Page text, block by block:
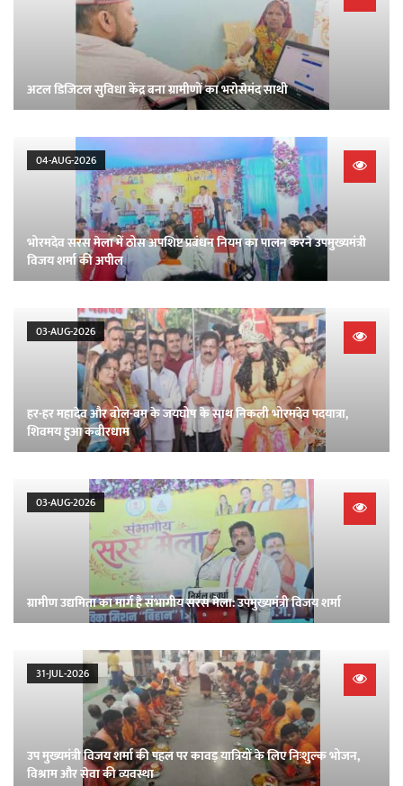
अटल डिजिटल सुविधा केंद्र बना ग्रामीणों का भरोसेमंद साथी
04-AUG-2026
भोरमदेव सरस मेला में ठोस अपशिष्ट प्रबंधन नियम का पालन करने उपमुख्यमंत्री
विजय शर्मा की अपील
03-AUG-2026
हर-हर महादेव और बोल-बम के जयघोष के साथ निकली भोरमदेव पदयात्रा,
शिवमय हुआ कबीरधाम
03-AUG-2026
ग्रामीण उद्यमिता का मार्ग है संभागीय सरस मेला: उपमुख्यमंत्री विजय शर्मा
31-JUL-2026
उप मुख्यमंत्री विजय शर्मा की पहल पर कावड़ यात्रियों के लिए निःशुल्क भोजन,
विश्राम और सेवा की व्यवस्था